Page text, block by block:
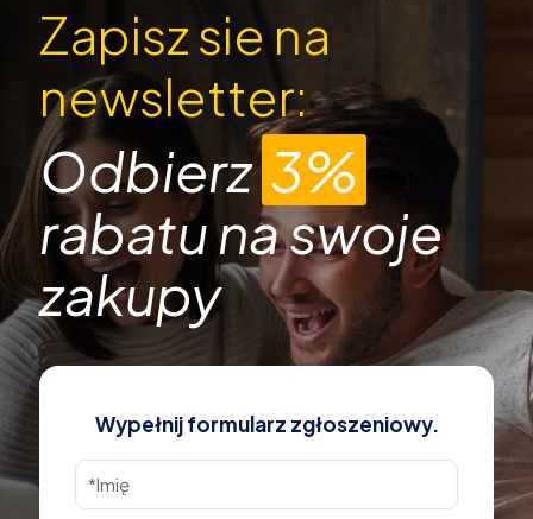
Zapisz sie na
newsletter:
Odbierz3%
rabatu na swoje
zakupy
Wypełnij formularz zgłoszeniowy.